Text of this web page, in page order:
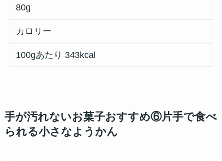
80g
カロリー
100gあたり 343kcal
手が汚れないお菓子おすすめ⑥片手で食べ
られる小さなようかん